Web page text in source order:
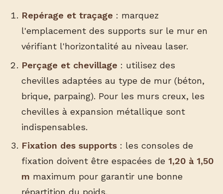
Repérage et traçage : marquez
l'emplacement des supports sur le mur en
vérifiant l'horizontalité au niveau laser.
Perçage et chevillage : utilisez des
chevilles adaptées au type de mur (béton,
brique, parpaing). Pour les murs creux, les
chevilles à expansion métallique sont
indispensables.
Fixation des supports: les consoles de
fixation doivent être espacées de 1,20 à 1,50
m maximum pour garantir une bonne